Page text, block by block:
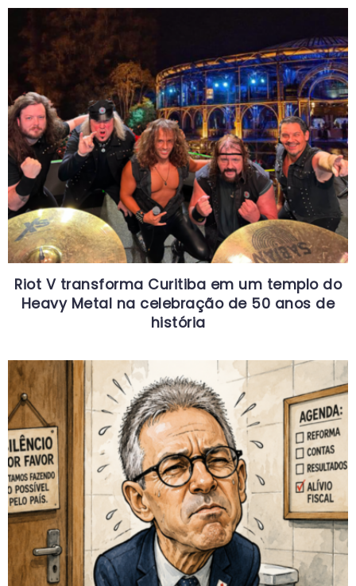
Riot V transforma Curitiba em um templo do
Heavy Metal na celebração de 50 anos de
história